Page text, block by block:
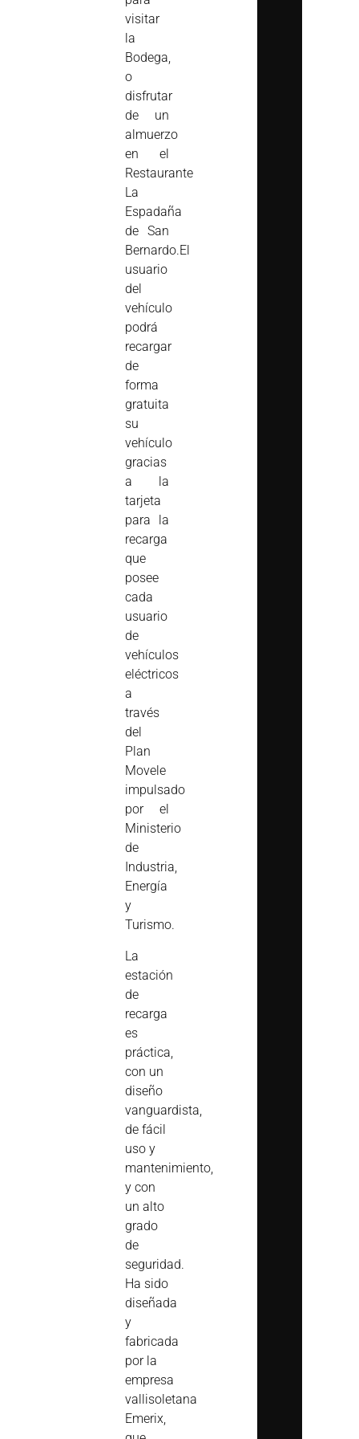
visitar
la
Bodega,
o
disfrutar
de un
almuerzo
en el
Restaurante
La
Espadaña
de San
Bernardo.El
usuario
del
vehículo
podrá
recargar
de
forma
gratuita
su
vehículo
gracias
a la
tarjeta
para la
recarga
que
posee
cada
usuario
de
vehículos
eléctricos
a
través
del
Plan
Movele
impulsado
por el
Ministerio
de
Industria,
Energía
y
Turismo.
La
estación
de
recarga
es
práctica,
con un
diseño
vanguardista,
de fácil
uso y
mantenimiento,
y con
un alto
grado
de
seguridad.
Ha sido
diseñada
y
fabricada
por la
empresa
vallisoletana
Emerix,